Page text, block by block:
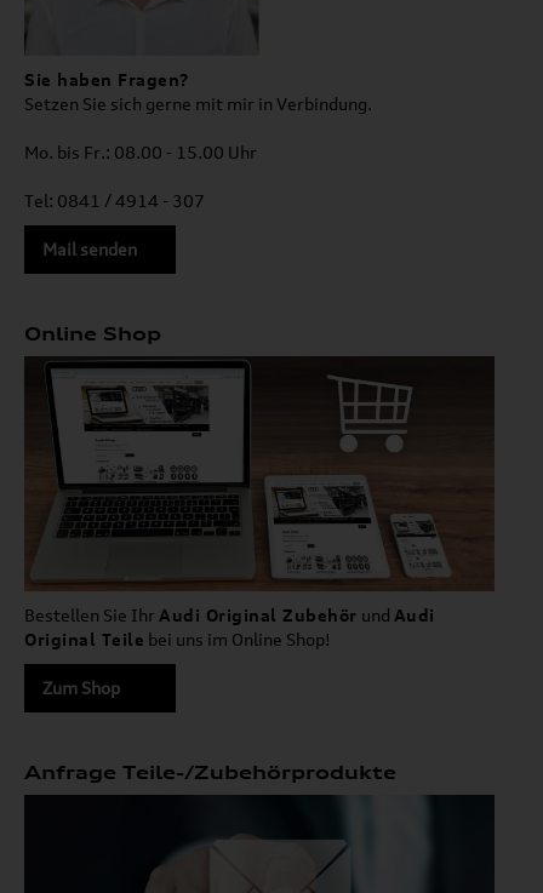
Sie haben Fragen?
Setzen Sie sich gerne mit mir in Verbindung.
Mo. bis Fr.: 08.00 - 15.00 Uhr
Tel: 0841 / 4914 - 307
Mail senden
Online Shop
Bestellen Sie Ihr Audi Original Zubehör und Audi
Original Teile bei uns im Online Shop!
Zum Shop
Anfrage Teile-/Zubehörprodukte